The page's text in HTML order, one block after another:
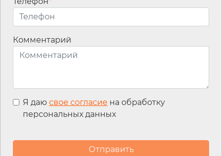
Email*
Комментарий
Я даю свое согласие на обработку
персональных данных
файлы cookies для